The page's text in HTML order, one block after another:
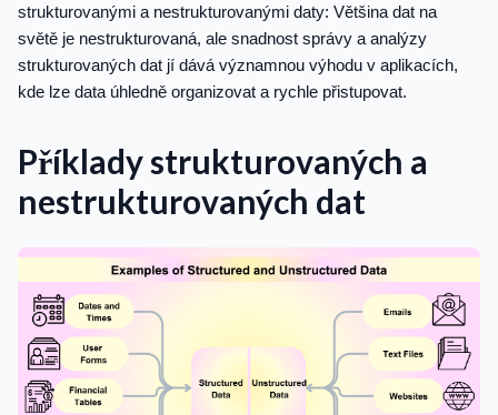
strukturovanými a nestrukturovanými daty: Většina dat na
světě je nestrukturovaná, ale snadnost správy a analýzy
strukturovaných dat jí dává významnou výhodu v aplikacích,
kde lze data úhledně organizovat a rychle přistupovat.
Příklady strukturovaných a
nestrukturovaných dat